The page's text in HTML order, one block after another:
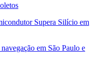
Supera Silício em
em São Paulo e